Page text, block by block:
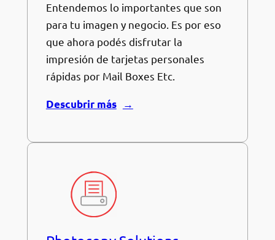
Entendemos lo importantes que son
para tu imagen y negocio. Es por eso
que ahora podés disfrutar la
impresión de tarjetas personales
rápidas por Mail Boxes Etc.
Descubrir más